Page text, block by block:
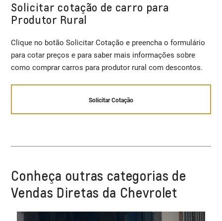
Solicitar cotação de carro para
Produtor Rural
Clique no botão Solicitar Cotação e preencha o formulário
para cotar preços e para saber mais informações sobre
como comprar carros para produtor rural com descontos.
Solicitar Cotação
Conheça outras categorias de
Vendas Diretas da Chevrolet